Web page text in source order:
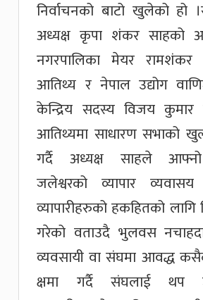
निर्वाचनको बाटो खुलेको हो
अध्यक्ष कृपा शंकर साहको
नगरपालिका मेयर रामशंकर
आतिथ्य र नेपाल उद्योग
केन्द्रिय सदस्य विजय
आतिथ्यमा साधारण सभाको
गर्दै अध्यक्ष साहले आफ्नो
जलेश्वरको व्यापार
व्यापारीहरुको हकहितको लागि
गरेको वताउदै भुलवस
व्यवसायी वा संघमा आवद्ध
क्षमा गर्दै संघलाई थप